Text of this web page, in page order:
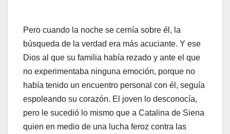
Pero cuando la noche se cernía sobre él, la
búsqueda de la verdad era más acuciante. Y ese
Dios al que su familia había rezado y ante el que
no experimentaba ninguna emoción, porque no
había tenido un encuentro personal con él, seguía
espoleando su corazón. El joven lo desconocía,
pero le sucedió lo mismo que a Catalina de Siena
quien en medio de una lucha feroz contra las